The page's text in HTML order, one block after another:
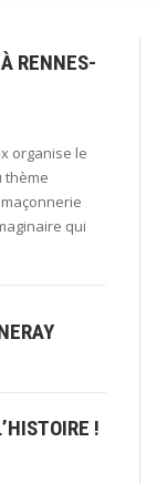
RENNES-
organise le
thème
qui
!